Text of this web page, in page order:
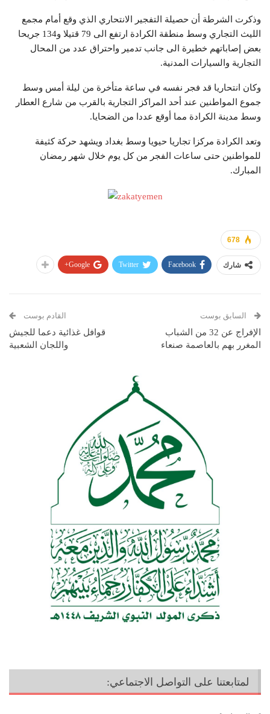
وذكرت الشرطة أن حصيلة التفجير الانتحاري الذي وقع أمام مجمع
الليث التجاري وسط منطقة الكرادة ارتفع الى 79 قتيلا و134 جريحا
بعض إصاباتهم خطيرة الى جانب تدمير واحتراق عدد من المحال
التجارية والسيارات المدنية.
وكان انتحاريا قد فجر نفسه في ساعة متأخرة من ليلة أمس وسط
جموع المواطنين عند أحد المراكز التجارية بالقرب من شارع العطار
وسط مدينة الكرادة مما أوقع عددا من الضحايا.
وتعد الكرادة مركزا تجاريا حيويا وسط بغداد ويشهد حركة كثيفة
للمواطنين حتى ساعات الفجر من كل يوم خلال شهر رمضان
المبارك.
678
شارك Facebook
Twitter
Google+
السابق بوست
الإفراج عن 32 من الشباب
المغرر بهم بالعاصمة صنعاء
القادم بوست
قوافل غذائية دعما للجيش
واللجان الشعبية
لمتابعتنا على التواصل الاجتماعي: